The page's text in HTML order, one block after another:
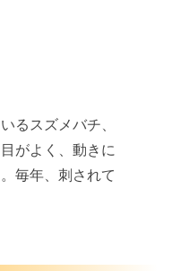
るスズメバチ、
がよく、動きに
毎年、刺されて